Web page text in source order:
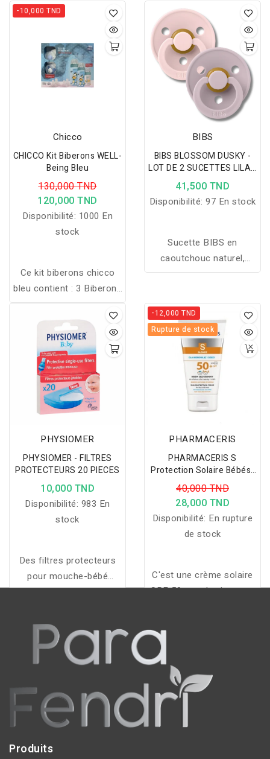
-10,000 TND
Chicco
CHICCO Kit Biberons WELL-
Being Bleu
130,000 TND
120,000 TND
Disponibilité: 1000 En
stock
Ce kit biberons chicco
bleu contient : 3 Biberons
Well-being 330 , 250ml et
150 ml 0m+ OFFERT lot
de 4 tétines silicone,2
0m+ et 2 2m+ 2 sucette
physio confort en
silicone 6-16 mois et 0-
6m OFFERT
BIBS
BIBS BLOSSOM DUSKY -
LOT DE 2 SUCETTES LILAC
TAILLE 1 +0MOIS
41,500 TND
Disponibilité: 97 En stock
Sucette BIBS en
caoutchouc naturel,
douce, sûre et
confort et sécurité pour
le bien-être de bébé.
PHYSIOMER
PHYSIOMER - FILTRES
PROTECTEURS 20 PIECES
10,000 TND
Disponibilité: 983 En
stock
Des filtres protecteurs
pour mouche-bébé
Physiomer qui assurent
du nettoyage nasal de
bébé.
-12,000 TND
Rupture de stock
PHARMACERIS
PHARMACERIS S
Protection Solaire Bébés-
Enfants-Adultes SPF50+
50ML ECRAN MINERAL
40,000 TND
28,000 TND
Disponibilité: En rupture
de stock
C'est une crème solaire
SPF 50 pour le visage et
bébés à partir de 6 mois
Produits